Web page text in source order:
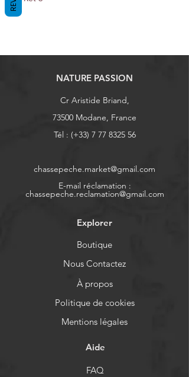
NATURE PASSION
Cr Aristide Briand,
73500 Modane, France
Tél : (+33) 7 77 8325 56
chassepeche.market@gmail.com
E-mail réclamation :
chassepeche.reclamation@gmail.com
Explorer
Boutique
Nous Contactez
À propos
Politique de cookies
Mentions légales
Aide
FAQ